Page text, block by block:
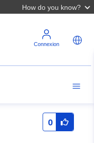
How do you know?
Connexion
0